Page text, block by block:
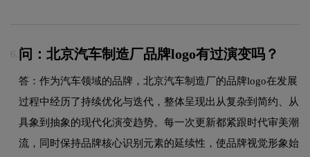
6. 问：北京汽车制造厂品牌logo有过演变吗？
答：作为汽车领域的品牌，北京汽车制造厂的品牌logo在发展
过程中经历了持续优化与迭代，整体呈现出从复杂到简约、从
具象到抽象的现代化演变趋势。每一次更新都紧跟时代审美潮
流，同时保持品牌核心识别元素的延续性，使品牌视觉形象始